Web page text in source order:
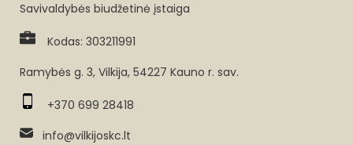
Savivaldybės biudžetinė įstaiga
Kodas: 303211991
Ramybės g. 3, Vilkija, 54227 Kauno r. sav.
+370 699 28418
info@vilkijoskc.lt